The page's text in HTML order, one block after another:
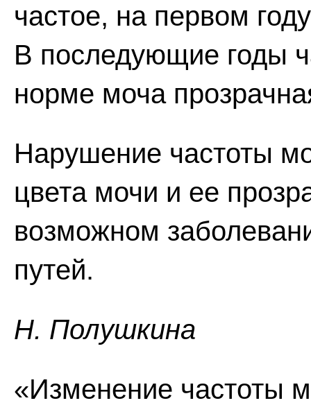
частое, на первом
В последующие годы
норме моча
Нарушение частоты
цвета мочи и ее
возможном
путей.
Н. Полушкина
«Изменение частоты